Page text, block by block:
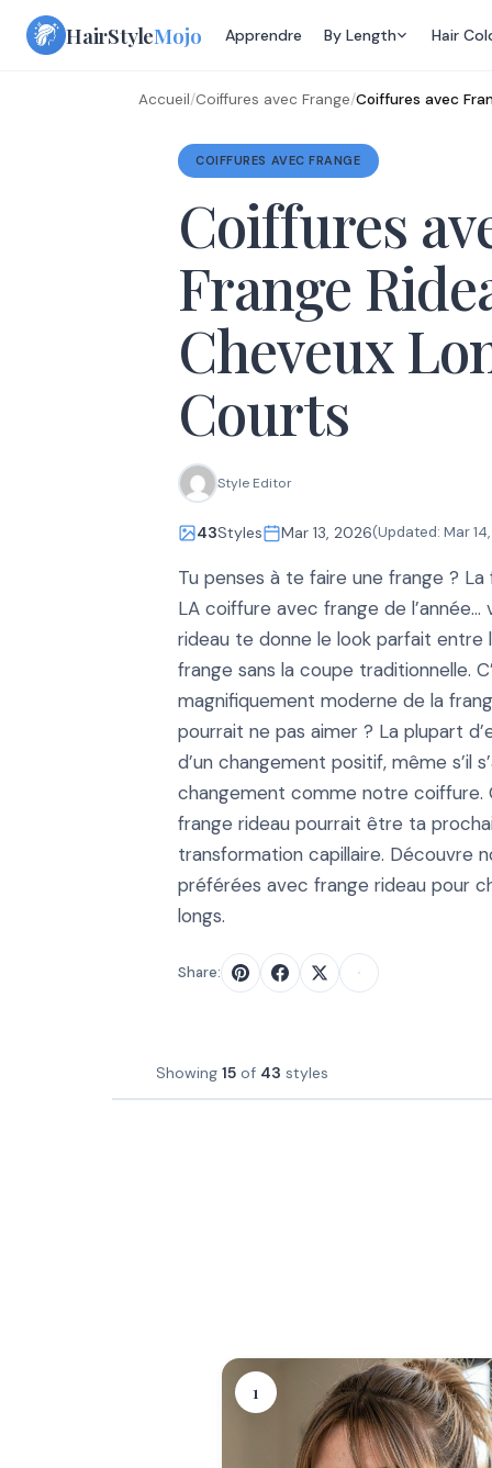
Skip
HairStyleMojo Apprendre By Length Hair
Accueil/Coiffures avec Frange/Coiffures avec
COIFFURES AVEC FRANGE
Coiffures
Frange
Cheveux
Courts
Style Editor
43Styles Mar 13, 2026(Updated: Mar
Tu penses à te faire une frange ?
LA coiffure avec frange de l’année…
rideau te donne le look parfait entre
frange sans la coupe traditionnelle.
magnifiquement moderne de la
pourrait ne pas aimer ? La plupart
d’un changement positif, même s’il
changement comme notre coiffure.
frange rideau pourrait être ta
transformation capillaire. Découvre
préférées avec frange rideau pour
longs.
Share:
Showing 15 of 43 styles
1